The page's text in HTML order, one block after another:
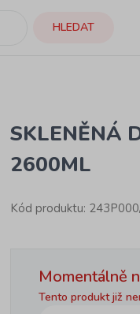
HLEDAT
SKLENĚNÁ
2600ML
Kód produktu:
Momentálně
Tento produkt již